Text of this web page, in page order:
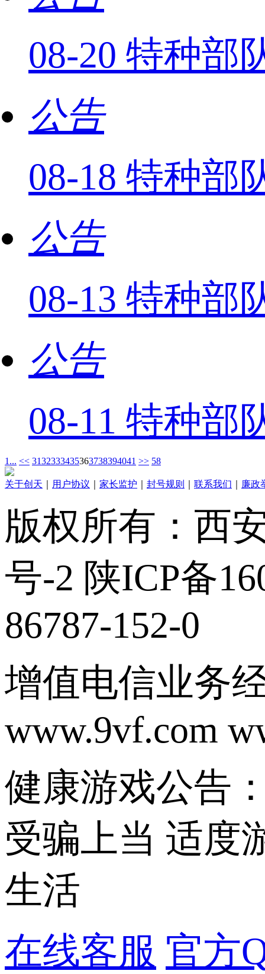
08-20 特种部
公告
08-18 特种部
公告
08-13 特种部
公告
08-11 特种部
1... << 3132333435363738394041 >> 58
关于创天 用户协议 家长监护 封号规则 联系我们 廉政
版权所有：西
号-2 陕ICP备
86787-152-0
增值电信业务
www.9vf.com
健康游戏公告
受骗上当 适度
生活
在线客服 官方